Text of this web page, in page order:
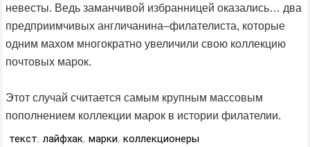
невесты. Ведь заманчивой избранницей оказались… два
предприимчивых англичанина–филателиста, которые
одним махом многократно увеличили свою коллекцию
почтовых марок.
Этот случай считается самым крупным массовым
пополнением коллекции марок в истории филателии.
текст, лайфхак, марки, коллекционеры